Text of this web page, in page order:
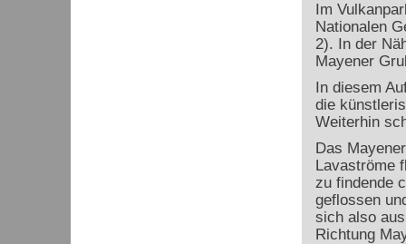
Im
Nationalen
2). In der
Mayener
In diesem
die
Weiterhin
Das
Lavaströme
zu findende
geflossen
sich also
Richtung